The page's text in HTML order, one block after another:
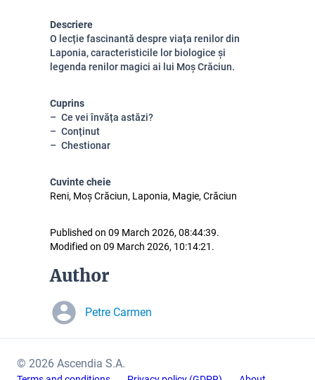
Descriere
O lecție fascinantă despre viața renilor din
Laponia, caracteristicile lor biologice și
legenda renilor magici ai lui Moș Crăciun.
Cuprins
Ce vei învăța astăzi?
Conținut
Chestionar
Cuvinte cheie
Reni, Moș Crăciun, Laponia, Magie, Crăciun
Published on 09 March 2026, 08:44:39.
Modified on 09 March 2026, 10:14:21.
Author
Petre Carmen
© 2026 Ascendia S.A.